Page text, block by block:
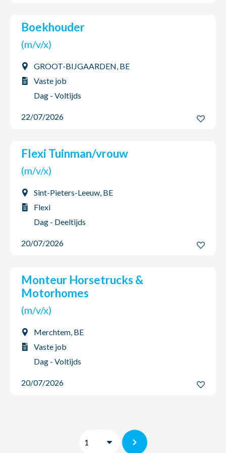
Boekhouder
(m/v/x)
GROOT-BIJGAARDEN, BE
Vaste job
Dag - Voltijds
22/07/2026
Flexi Tuinman/vrouw
(m/v/x)
Sint-Pieters-Leeuw, BE
Flexi
Dag - Deeltijds
20/07/2026
Monteur Horsetrucks &
Motorhomes
(m/v/x)
Merchtem, BE
Vaste job
Dag - Voltijds
20/07/2026